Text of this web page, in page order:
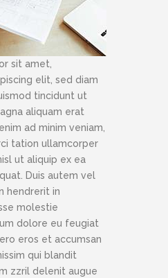
sit amet,
elit, sed diam
tincidunt ut
aliquam erat
ad minim veniam,
tation ullamcorper
ut aliquip ex ea
Duis autem vel
hendrerit in
molestie
dolore eu feugiat
eros et accumsan
qui blandit
zzril delenit augue